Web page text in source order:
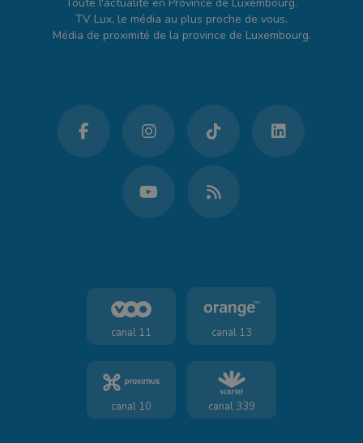
TV Lux, le média au plus proche de vous.
Média de proximité de la province de Luxembourg.
canal 11 canal 13
canal 10 canal 339